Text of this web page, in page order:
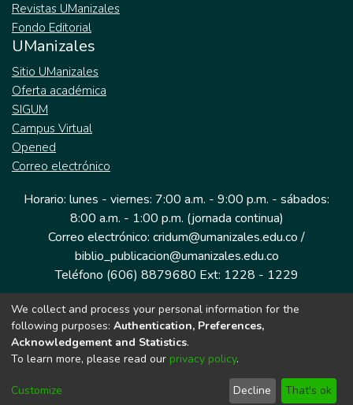
Revistas UManizales
Fondo Editorial
UManizales
Sitio UManizales
Oferta académica
SIGUM
Campus Virtual
Opened
Correo electrónico
Horario: lunes - viernes: 7:00 a.m. - 9:00 p.m. - sábados:
8:00 a.m. - 1:00 p.m. (jornada continua)
Correo electrónico: cridum@umanizales.edu.co /
biblio_publicacion@umanizales.edu.co
Teléfono (606) 8879680 Ext: 1228 - 1229
Dirección: Cra 9 a # 19-03 Edificio histórico, piso 1
Manizales, Caldas
Colombia.
Tecnología DSpace implementada por
We collect and process your personal information for the
following purposes: Authentication, Preferences,
Acknowledgement and Statistics.
To learn more, please read our privacy policy.
Customize Decline That's ok